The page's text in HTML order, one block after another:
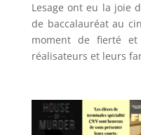
Lesage ont eu la joie
de baccalauréat au
moment de fierté et
réalisateurs et leurs